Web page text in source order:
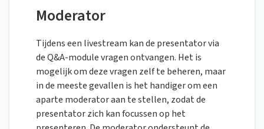
Moderator
Tijdens een livestream kan de presentator via
de Q&A-module vragen ontvangen. Het is
mogelijk om deze vragen zelf te beheren, maar
in de meeste gevallen is het handiger om een
aparte moderator aan te stellen, zodat de
presentator zich kan focussen op het